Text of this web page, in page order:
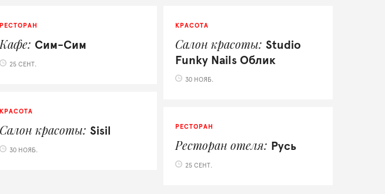
РЕСТОРАН
Кафе Сим-Сим
25 СЕНТ.
КРАСОТА
Салон красоты Studio
Funky Nails Облик
30 НОЯБ.
КРАСОТА
Салон красоты Sisil
30 НОЯБ.
РЕСТОРАН
Ресторан отеля Русь
25 СЕНТ.